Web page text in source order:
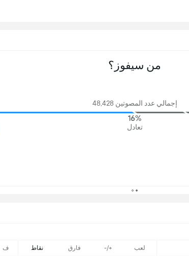
لعب +/- فارق نقاط ف
من سيفوز؟
إجمالي عدد المصوتين 48,428
16%
تعادل